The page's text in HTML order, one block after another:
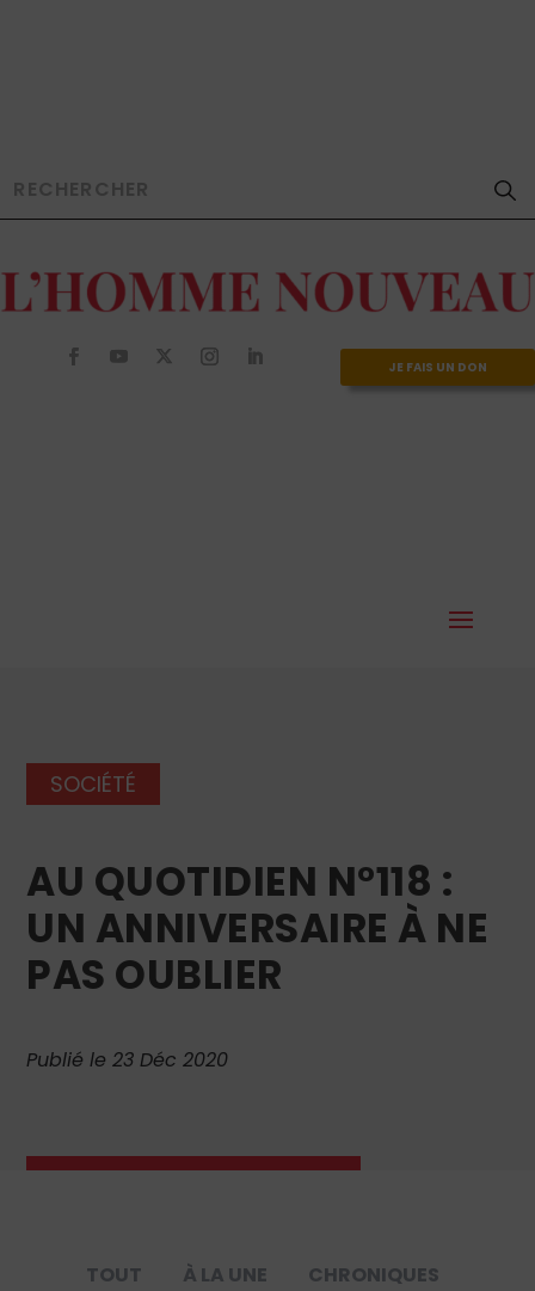
JE FAIS UN DON
SOCIÉTÉ
AU QUOTIDIEN N°118 :
UN ANNIVERSAIRE À NE
PAS OUBLIER
Publié le 23 Déc 2020
TOUT À LA UNE
CHRONIQUES